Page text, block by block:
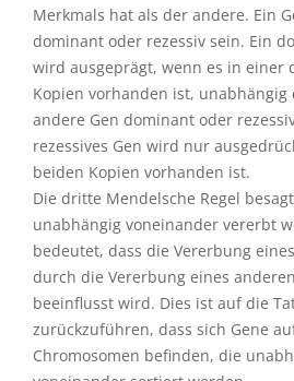
Merkmals hat als der andere. Ein
dominant oder rezessiv sein. Ein
wird ausgeprägt, wenn es in einer
Kopien vorhanden ist, unabhängig
andere Gen dominant oder
rezessives Gen wird nur
beiden Kopien vorhanden ist.
Die dritte Mendelsche Regel
unabhängig voneinander vererbt
bedeutet, dass die Vererbung
durch die Vererbung eines
beeinflusst wird. Dies ist auf die
zurückzuführen, dass sich Gene
Chromosomen befinden, die